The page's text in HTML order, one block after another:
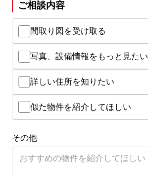
ご相談内容
間取り図を受け取る
写真、設備情報をもっと見たい
詳しい住所を知りたい
似た物件を紹介してほしい
その他